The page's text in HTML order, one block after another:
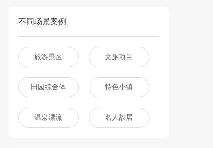
不同场景案例
旅游景区 文旅项目
田园综合体 特色小镇
温泉漂流 名人故居